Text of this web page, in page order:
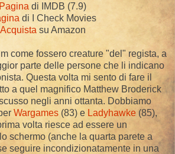
Pagina di IMDB (7.9)
di I Check Movies
Acquista su Amazon
come fossero creature "del" regista, a
parte delle persone che li indicano
Questa volta mi sento di fare il
a quel magnifico Matthew Broderick
negli anni ottanta. Dobbiamo
Wargames (83) e Ladyhawke (85),
volta riesce ad essere un
schermo (anche la quarta parete a
seguire incondizionatamente in una